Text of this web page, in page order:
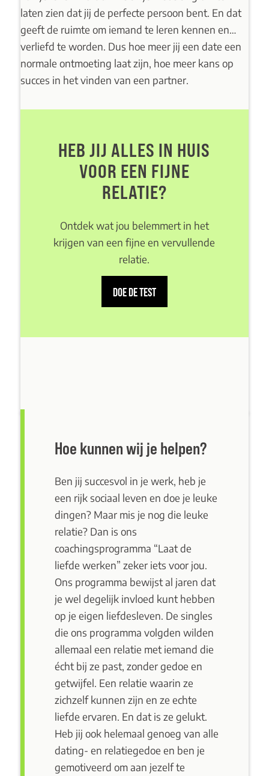
laten zien dat jij de perfecte persoon bent. En dat
geeft de ruimte om iemand te leren kennen en…
verliefd te worden. Dus hoe meer jij een date een
normale ontmoeting laat zijn, hoe meer kans op
succes in het vinden van een partner.
HEB JIJ ALLES IN HUIS
VOOR EEN FIJNE
RELATIE?
Ontdek wat jou belemmert in het
krijgen van een fijne en vervullende
relatie.
DOE DE TEST
Hoe kunnen wij je helpen?
Ben jij succesvol in je werk, heb je
een rijk sociaal leven en doe je leuke
dingen? Maar mis je nog die leuke
relatie? Dan is ons
coachingsprogramma “Laat de
liefde werken” zeker iets voor jou.
Ons programma bewijst al jaren dat
je wel degelijk invloed kunt hebben
op je eigen liefdesleven. De singles
die ons programma volgden wilden
allemaal een relatie met iemand die
écht bij ze past, zonder gedoe en
getwijfel. Een relatie waarin ze
zichzelf kunnen zijn en ze echte
liefde ervaren. En dat is ze gelukt.
Heb jij ook helemaal genoeg van alle
dating- en relatiegedoe en ben je
gemotiveerd om aan jezelf te